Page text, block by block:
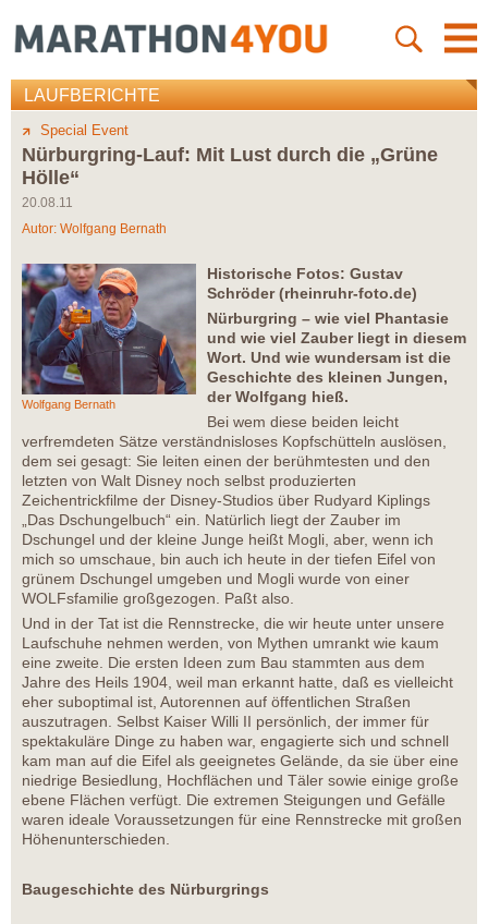
LAUFBERICHTE
Special Event
Nürburgring-Lauf: Mit Lust durch die „Grüne
Hölle“
20.08.11
Autor: Wolfgang Bernath
Wolfgang Bernath
Historische Fotos: Gustav
Schröder (rheinruhr-foto.de)
Nürburgring – wie viel Phantasie
und wie viel Zauber liegt in diesem
Wort. Und wie wundersam ist die
Geschichte des kleinen Jungen,
der Wolfgang hieß.
Bei wem diese beiden leicht
verfremdeten Sätze verständnisloses Kopfschütteln auslösen,
dem sei gesagt: Sie leiten einen der berühmtesten und den
letzten von Walt Disney noch selbst produzierten
Zeichentrickfilme der Disney-Studios über Rudyard Kiplings
„Das Dschungelbuch“ ein. Natürlich liegt der Zauber im
Dschungel und der kleine Junge heißt Mogli, aber, wenn ich
mich so umschaue, bin auch ich heute in der tiefen Eifel von
grünem Dschungel umgeben und Mogli wurde von einer
WOLFsfamilie großgezogen. Paßt also.
Und in der Tat ist die Rennstrecke, die wir heute unter unsere
Laufschuhe nehmen werden, von Mythen umrankt wie kaum
eine zweite. Die ersten Ideen zum Bau stammten aus dem
Jahre des Heils 1904, weil man erkannt hatte, daß es vielleicht
eher suboptimal ist, Autorennen auf öffentlichen Straßen
auszutragen. Selbst Kaiser Willi II persönlich, der immer für
spektakuläre Dinge zu haben war, engagierte sich und schnell
kam man auf die Eifel als geeignetes Gelände, da sie über eine
niedrige Besiedlung, Hochflächen und Täler sowie einige große
ebene Flächen verfügt. Die extremen Steigungen und Gefälle
waren ideale Voraussetzungen für eine Rennstrecke mit großen
Höhenunterschieden.
Baugeschichte des Nürburgrings